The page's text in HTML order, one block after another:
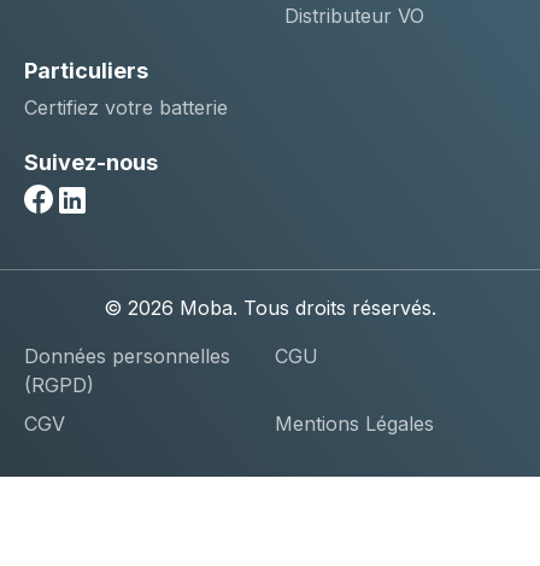
Distributeur VO
Particuliers
Certifiez votre batterie
Suivez-nous
© 2026 Moba. Tous droits réservés.
Données personnelles
(RGPD)
CGU
CGV Mentions Légales